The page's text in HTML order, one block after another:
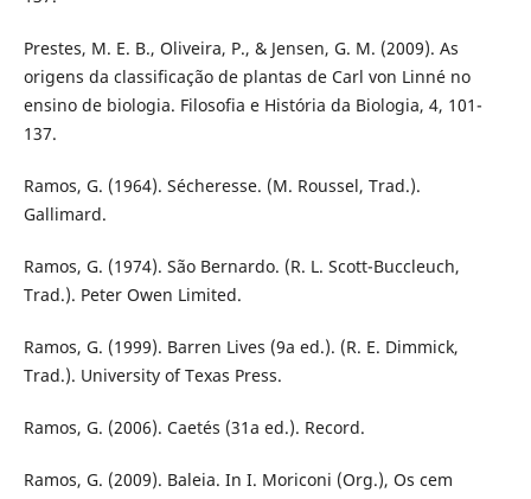
Prestes, M. E. B., Oliveira, P., & Jensen, G. M. (2009). As
origens da classificação de plantas de Carl von Linné no
ensino de biologia. Filosofia e História da Biologia, 4, 101-
137.
Ramos, G. (1964). Sécheresse. (M. Roussel, Trad.).
Gallimard.
Ramos, G. (1974). São Bernardo. (R. L. Scott-Buccleuch,
Trad.). Peter Owen Limited.
Ramos, G. (1999). Barren Lives (9a ed.). (R. E. Dimmick,
Trad.). University of Texas Press.
Ramos, G. (2006). Caetés (31a ed.). Record.
Ramos, G. (2009). Baleia. In I. Moriconi (Org.), Os cem